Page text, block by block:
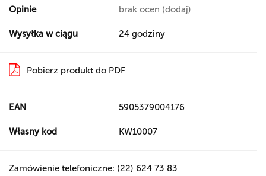
Opinie brak ocen (dodaj)
Wysyłka w ciągu 24 godziny
Pobierz produkt do PDF
EAN 5905379004176
Własny kod KW10007
Zamówienie telefoniczne: (22) 624 73 83